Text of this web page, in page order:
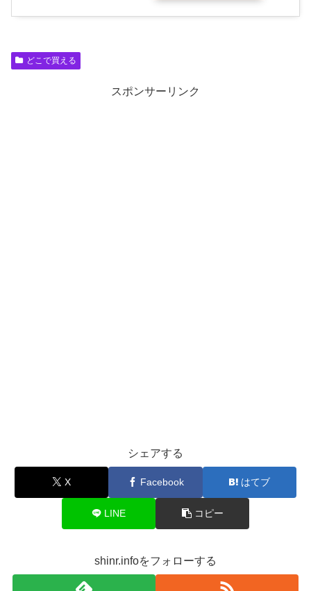
どこで買える
スポンサーリンク
シェアする
X Facebook はてブ
LINE コピー
shinr.infoをフォローする